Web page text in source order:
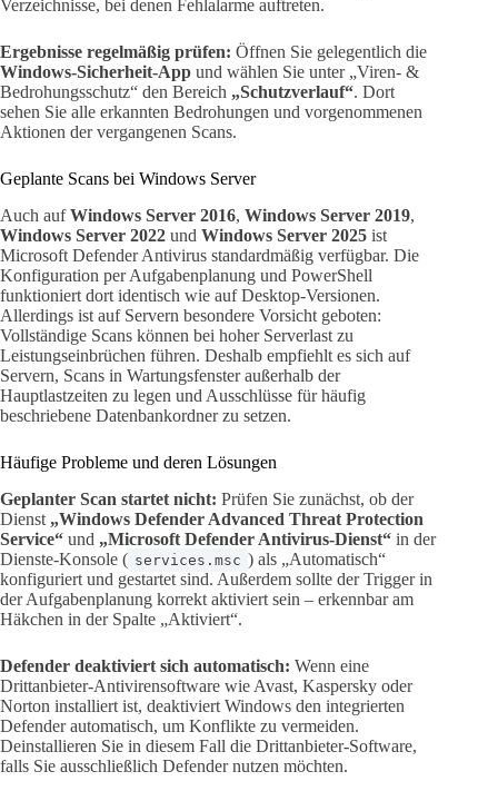
Verzeichnisse, bei denen Fehlalarme auftreten.
Ergebnisse regelmäßig prüfen: Öffnen Sie gelegentlich die
Windows-Sicherheit-App und wählen Sie unter „Viren- &
Bedrohungsschutz“ den Bereich „Schutzverlauf“. Dort
sehen Sie alle erkannten Bedrohungen und vorgenommenen
Aktionen der vergangenen Scans.
Geplante Scans bei Windows Server
Auch aufWindows Server 2016, Windows Server 2019,
Windows Server 2022 und Windows Server 2025 ist
Microsoft Defender Antivirus standardmäßig verfügbar. Die
Konfiguration per Aufgabenplanung und PowerShell
funktioniert dort identisch wie auf Desktop-Versionen.
Allerdings ist auf Servern besondere Vorsicht geboten:
Vollständige Scans können bei hoher Serverlast zu
Leistungseinbrüchen führen. Deshalb empfiehlt es sich auf
Servern, Scans in Wartungsfenster außerhalb der
Hauptlastzeiten zu legen und Ausschlüsse für häufig
beschriebene Datenbankordner zu setzen.
Häufige Probleme und deren Lösungen
Geplanter Scan startet nicht: Prüfen Sie zunächst, ob der
Dienst „Windows Defender Advanced Threat Protection
Service“ und „Microsoft Defender Antivirus-Dienst“ in der
Dienste-Konsole ( services.msc ) als „Automatisch“
konfiguriert und gestartet sind. Außerdem sollte der Trigger in
der Aufgabenplanung korrekt aktiviert sein – erkennbar am
Häkchen in der Spalte „Aktiviert“.
Defender deaktiviert sich automatisch: Wenn eine
Drittanbieter-Antivirensoftware wie Avast, Kaspersky oder
Norton installiert ist, deaktiviert Windows den integrierten
Defender automatisch, um Konflikte zu vermeiden.
Deinstallieren Sie in diesem Fall die Drittanbieter-Software,
falls Sie ausschließlich Defender nutzen möchten.